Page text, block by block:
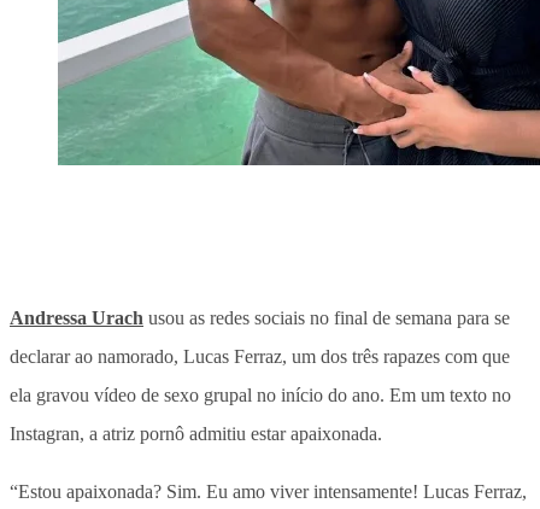
Andressa Urach usou as redes sociais no final de semana para se
declarar ao namorado, Lucas Ferraz, um dos três rapazes com que
ela gravou vídeo de sexo grupal no início do ano. Em um texto no
Instagran, a atriz pornô admitiu estar apaixonada.
“Estou apaixonada? Sim. Eu amo viver intensamente! Lucas Ferraz,